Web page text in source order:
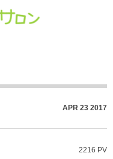
APR 23 2017
2216 PV